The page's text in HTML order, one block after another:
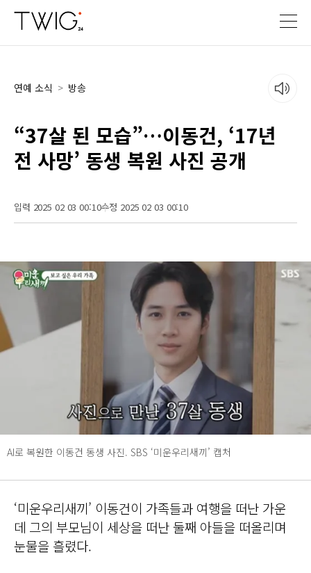
연예 소식 > 방송
“37살 된 모습”…이동건, ‘17년
전 사망’ 동생 복원 사진 공개
입력 2025 02 03 00:10수정 2025 02 03 00:10
AI로 복원한 이동건 동생 사진. SBS ‘미운우리새끼’ 캡처
‘미운우리새끼’ 이동건이 가족들과 여행을 떠난 가운
데 그의 부모님이 세상을 떠난 둘째 아들을 떠올리며
눈물을 흘렸다.